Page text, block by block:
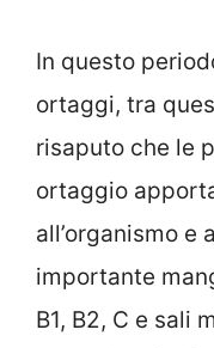
In questo
ortaggi, tra
risaputo che le
ortaggio
all’organismo e
importante
B1, B2, C e sali